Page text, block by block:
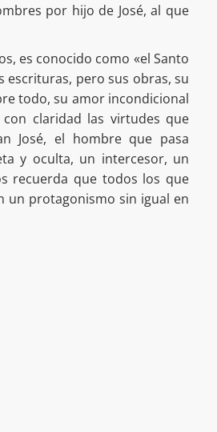
por hijo de José, al que
es conocido como «el Santo
escrituras, pero sus obras, su
todo, su amor incondicional
claridad las virtudes que
José, el hombre que pasa
y oculta, un intercesor, un
recuerda que todos los que
un protagonismo sin igual en